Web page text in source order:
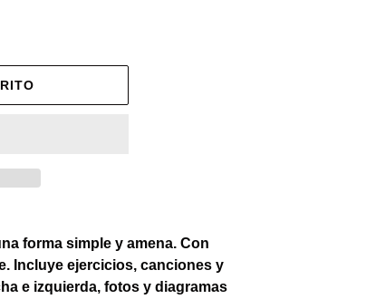
forma simple y amena. Con
Incluye ejercicios, canciones y
e izquierda, fotos y diagramas